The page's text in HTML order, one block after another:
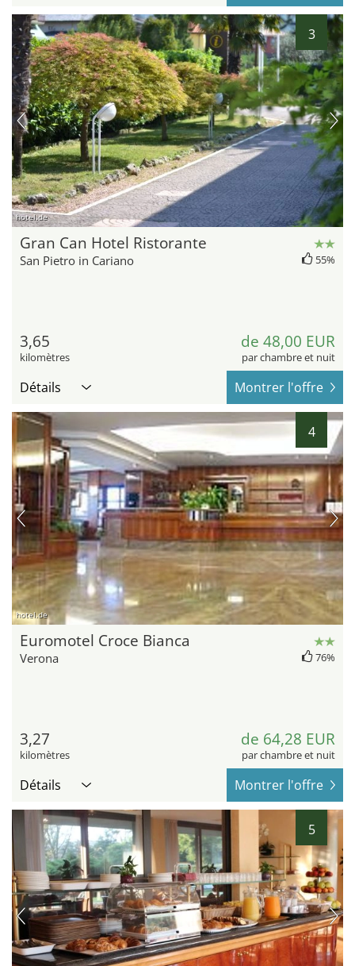
3
hotel.de
Gran Can Hotel Ristorante
San Pietro in Cariano 55%
3,65
kilomètres
de 48,00 EUR
par chambre et nuit
Détails Montrer l'offre
4
hotel.de
Euromotel Croce Bianca
Verona 76%
3,27
kilomètres
de 64,28 EUR
par chambre et nuit
Détails Montrer l'offre
5